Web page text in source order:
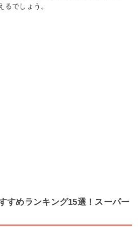
でしょう。
すめランキング15選！スーパー